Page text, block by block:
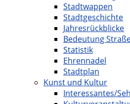
Stadtwappen
Stadtgeschichte
Jahresrückblicke
Bedeutung
Statistik
Ehrennadel
Stadtplan
Kunst und Kultur
Interessantes/